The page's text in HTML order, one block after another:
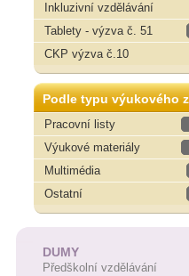
Inkluzivní vzdělávání
Tablety - výzva č. 51
CKP výzva č.10
Podle typu výukového
Pracovní listy
Výukové materiály
Multimédia
Ostatní
DUMY
Předškolní vzdělávání